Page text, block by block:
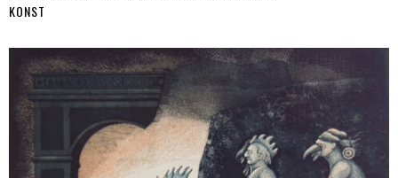
KONST